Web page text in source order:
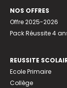
NOS OFFRES
Offre 2025-2026
Pack Réussite 4
REUSSITE
Ecole Primaire
Collège